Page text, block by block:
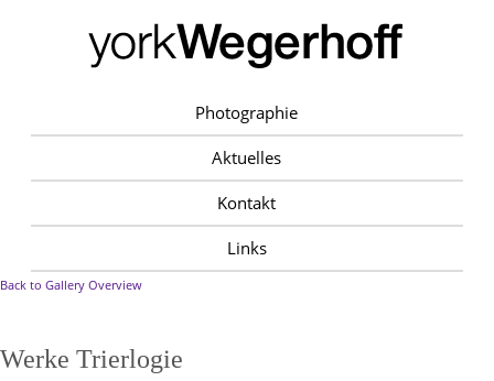
Photographie
Aktuelles
Kontakt
Links
Back to Gallery Overview
Werke Trierlogie